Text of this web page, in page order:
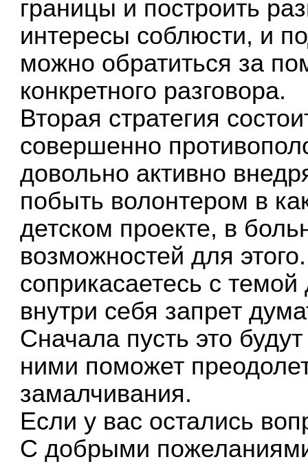
границы и построить
интересы соблюсти, и
можно обратиться за
конкретного разговора.
Вторая стратегия
совершенно
довольно активно
побыть волонтером в
детском проекте, в
возможностей для
соприкасаетесь с
внутри себя запрет
Сначала пусть это
ними поможет
замалчивания.
Если у вас остались
С добрыми